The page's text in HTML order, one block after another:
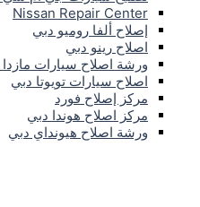
Nissan Repair Center
إصلاح ألفا روميو دبي
اصلاح رينو دبي
ورشة اصلاح سيارات
اصلاح سيارات تويوتا دبي
مركز إصلاح فورد
مركز اصلاح هوندا دبي
ورشة اصلاح هيونداي دبي